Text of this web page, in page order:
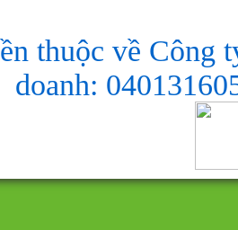
thuộc về Công
doanh: